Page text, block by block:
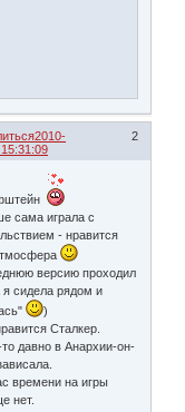
2
2010-
сама играла с
- нравится
версию проходил
сидела рядом и
)
Сталкер.
то давно в Анархии-он-
времени на игры
нет.